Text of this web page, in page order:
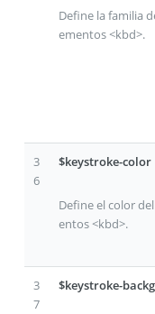
Define la familia
ementos <kbd>.
3
6
$keystroke-color
Define el color
entos <kbd>.
3
7
$keystroke-